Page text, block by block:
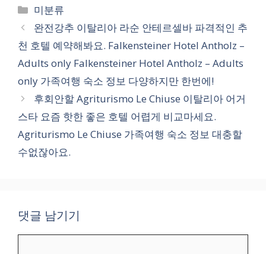
카
테
고
리
미분류
완전강추 이탈리아 라순 안테르셀바 파격적인 추
천 호텔 예약해봐요. Falkensteiner Hotel Antholz –
Adults only Falkensteiner Hotel Antholz – Adults
only 가족여행 숙소 정보 다양하지만 한번에!
후회안할 Agriturismo Le Chiuse 이탈리아 어거
스타 요즘 핫한 좋은 호텔 어렵게 비교마세요.
Agriturismo Le Chiuse 가족여행 숙소 정보 대충할
수없잖아요.
댓글 남기기